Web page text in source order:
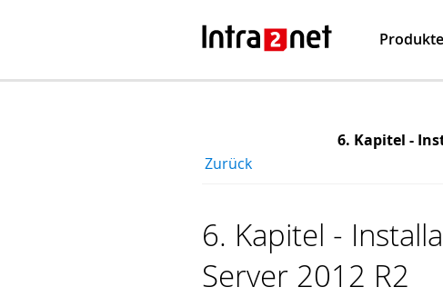
Produkte
6. Kapitel -
Zurück
6. Kapitel -
Server 2012 R2